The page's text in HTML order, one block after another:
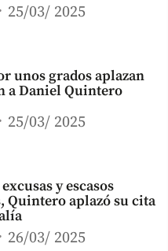
25/03/ 2025
unos grados aplazan
a Daniel Quintero
25/03/ 2025
y escasos
Quintero aplazó su cita
26/03/ 2025